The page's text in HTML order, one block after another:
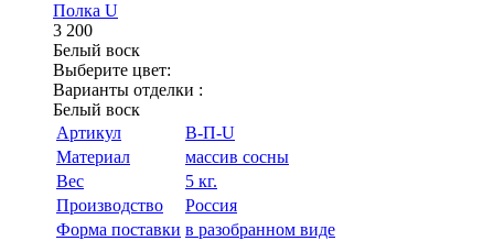
Полка U
3 200
Белый воск
Выберите цвет:
Варианты отделки :
Белый воск
Артикул
В-П-U
Материал
массив сосны
Вес
5 кг.
Производство
Россия
Форма поставки в разобранном виде